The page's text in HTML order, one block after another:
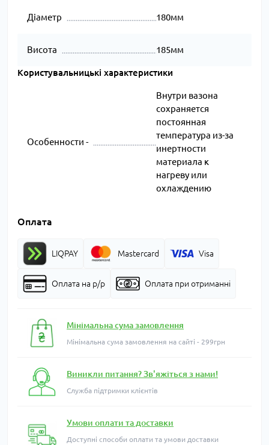
Діаметр 180мм
Висота 185мм
Користувальницькі характеристики
Особенности -
Внутри вазона
сохраняется
постоянная
температура из-за
инертности
материала к
нагреву или
охлаждению
Оплата
LIQPAY Mastercard Visa
Оплата на р/р Оплата при отриманні
Мінімальна сума замовлення
Мінімальна сума замовлення на сайті - 299грн
Виникли питання? Зв'яжіться з нами!
Служба підтримки клієнтів
Умови оплати та доставки
Доступні способи оплати та умови доставки